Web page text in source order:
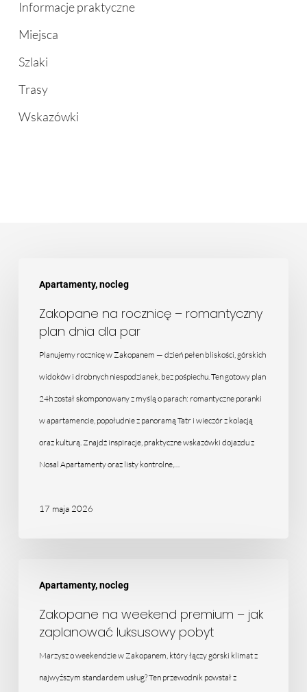
Informacje praktyczne
Miejsca
Szlaki
Trasy
Wskazówki
Apartamenty, nocleg
rocznicę
romantyczny
plan
dnia
Zakopane na rocznicę – romantyczny
plan dnia dla par
Planujemy rocznicę w Zakopanem — dzień pełen bliskości, górskich
widoków i drobnych niespodzianek, bez pośpiechu. Ten gotowy plan
24h został skomponowany z myślą o parach: romantyczne poranki
w apartamencie, popołudnie z panoramą Tatr i wieczór z kolacją
oraz kulturą. Znajdź inspiracje, praktyczne wskazówki dojazdu z
Nosal Apartamenty oraz listy kontrolne,…
17 maja 2026
Apartamenty, nocleg
weekend
premium
Zakopane na weekend premium – jak
zaplanować luksusowy pobyt
Marzysz o weekendzie w Zakopanem, który łączy górski klimat z
najwyższym standardem usług? Ten przewodnik powstał z